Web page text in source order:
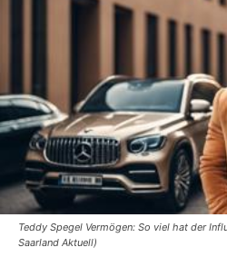
Teddy Spegel Vermögen: So viel hat der
Saarland Aktuell)